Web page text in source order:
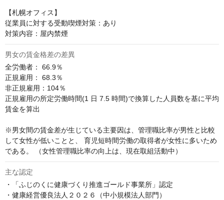
【札幌オフィス】
従業員に対する受動喫煙対策：あり
対策内容：屋内禁煙
男女の賃金格差の差異
全労働者： 66.9％
正規雇⽤： 68.3％
⾮正規雇⽤：104％
正規雇⽤の所定労働時間(1 ⽇ 7.5 時間)で換算した⼈員数を基に平均
賃⾦を算出
※男⼥間の賃⾦差が⽣じている主要因は、管理職⽐率が男性と⽐較
して⼥性が低いことと、 育児短時間労働の取得者が⼥性に多いため
である。 （⼥性管理職⽐率の向上は、現在取組活動中）
主な認定
・「ふじのくに健康づくり推進ゴールド事業所」認定
・健康経営優良法人２０２６（中小規模法人部門）